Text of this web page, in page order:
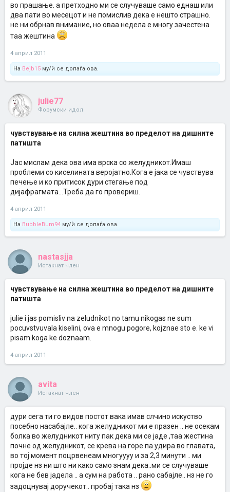
во прашање. а претходно ми се случуваше само еднаш или
два пати во месецот и не помислив дека е нешто страшно.
не ни обрнав внимание, но оваа недела е многу зачестена
таа жештина
4 април 2011
На Bejb15 му/ѝ се допаѓа ова.
julie77
Форумски идол
чувствување на силна жештина во пределот на дишните
патишта
Јас мислам дека ова има врска со желудникот.Имаш
проблеми со киселината веројатно.Кога е јака се чувствува
печење и ко притисок дури стегање под
дијафрагмата...Треба да го провериш.
4 април 2011
На BubbleBum94 му/ѝ се допаѓа ова.
nastasjja
Истакнат член
чувствување на силна жештина во пределот на дишните
патишта
julie i jas pomisliv na zeludnikot no tamu nikogas ne sum
pocuvstvuvala kiselini, ova e mnogu pogore, kojznae sto e. ke vi
pisam koga ke doznaam.
4 април 2011
avita
Истакнат член
дури сега ти го видов постот вака имав слчино искуство
посебно насабајле.. кога желудникот ми е празен .. не осекам
болка во желудникот ниту пак дека ми се јаде ,таа жестина
почне од желудникот, се крева на горе па удира во главата,
во тој момент поцрвенеам многуууу и за 2,3 минути .. ми
пројде нз ни што ни како само знам дека..ми се случуваше
кога не бев јадела .. а сум на работа .. рано сабајле.. нз не го
задоцнувај доручекот.. пробај така нз